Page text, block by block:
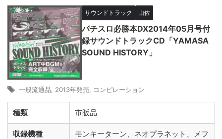
サウンドトラック 山佐
パチスロ必勝本DX2014年05月号付
録サウンドトラックCD「YAMASA
SOUND HISTORY」
一般流通品 2013年発売 コンピレーション
種類 市販品
収録機種
モンキーターン、ネオプラネット、メフ